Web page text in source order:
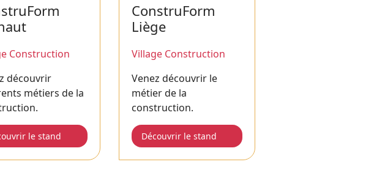
Construction
découvrir
métiers de la
le stand
ConstruForm
Liège
Village Construction
Venez découvrir le
métier de la
construction.
Découvrir le stand